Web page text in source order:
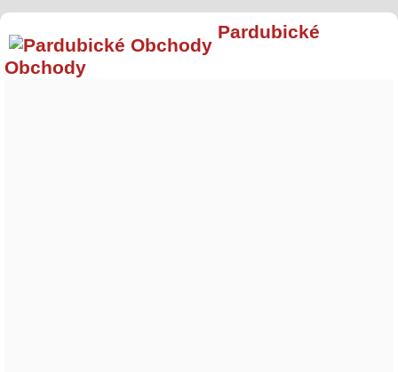
Pardubické
Obchody